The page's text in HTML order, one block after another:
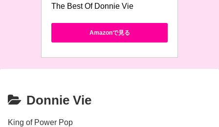
The Best Of Donnie Vie
Amazonで見る
Donnie Vie
King of Power Pop